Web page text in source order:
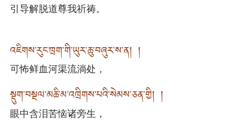
引导解脱道尊我祈祷。
འཇིགས་རུང་ཁྲག་གི་ཡུར་ཆུ་བཞུར་ས་ན། །
可怖鲜血河渠流淌处，
སྡུག་བསྔལ་མཆི་མ་འཁྲིགས་པའི་སེམས་ཅན་གྱི། །
眼中含泪苦恼诸旁生，